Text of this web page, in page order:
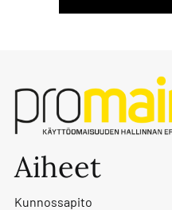
Aiheet
Kunnossapito